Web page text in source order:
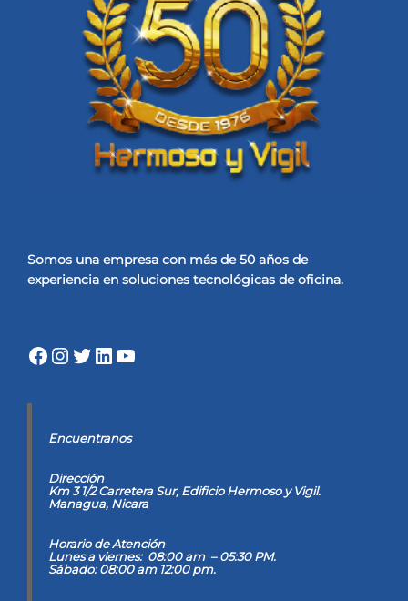
Somos una empresa con más de 50 años de
experiencia en soluciones tecnológicas de oficina.
Facebook
Instagram
Twitter
LinkedIn
YouTube
Encuentranos
Dirección
Km 3 1/2 Carretera Sur, Edificio Hermoso y Vigil.
Managua, Nicara
Horario de Atención
Lunes a viernes: 08:00 am – 05:30 PM.
Sábado: 08:00 am 12:00 pm.